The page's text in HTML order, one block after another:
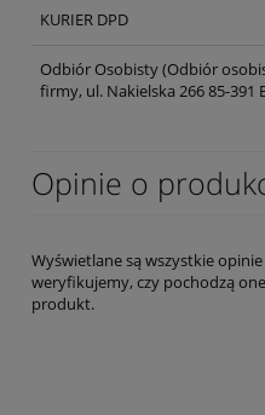
KURIER DPD
Odbiór Osobisty(Odbiór
firmy, ul. Nakielska 266 85-391
Opinie o
Wyświetlane są wszystkie
weryfikujemy, czy pochodzą
produkt.